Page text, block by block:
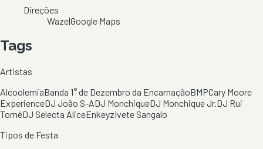
Direções
Waze|Google Maps
Tags
Artistas
AlcoolemiaBanda 1° de Dezembro da EncarnaçãoBMPCary Moore
ExperienceDJ João S-ADJ MonchiqueDJ Monchique Jr.DJ Rui
ToméDJ Selecta AliceEnkeyzIvete Sangalo
Tipos de Festa